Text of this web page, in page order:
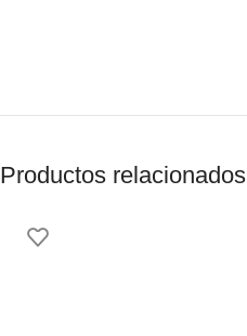
Productos relacionados